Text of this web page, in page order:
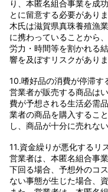
り、本匿名組合事業を成
とに留意する必要があり
木氏は滋賀県真珠養殖漁
に携わっていることから
労力・時間等を割かれる
響を及ぼすリスクがありま
10.嗜好品の消費が停滞す
営業者が販売する商品は
費が予想される生活必需
業者の商品を購入するこ
し、商品が十分に売れな
11.資金繰りが悪化するリ
営業者は、本匿名組合事
下回る場合、予想外のコ
ない事態が生じた場合、